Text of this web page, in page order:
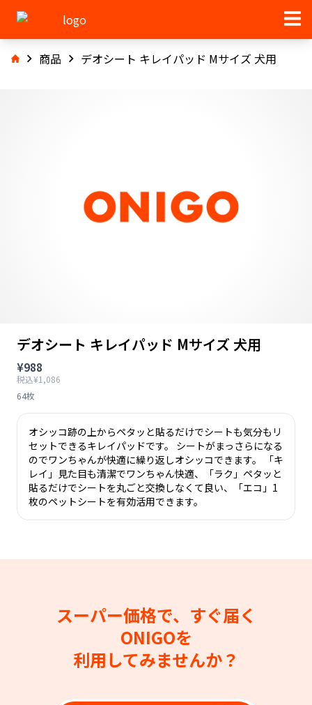
商品 デオシート キレイパッド Mサイズ 犬用
デオシート キレイパッド Mサイズ 犬用
¥988
税込¥1,086
64枚
オシッコ跡の上からペタッと貼るだけでシートも気分もリ
セットできるキレイパッドです。 シートがまっさらになる
のでワンちゃんが快適に繰り返しオシッコできます。 「キ
レイ」見た目も清潔でワンちゃん快適、「ラク」ペタッと
貼るだけでシートを丸ごと交換しなくて良い、「エコ」1
枚のペットシートを有効活用できます。
スーパー価格で、すぐ届く
ONIGOを
利用してみませんか？